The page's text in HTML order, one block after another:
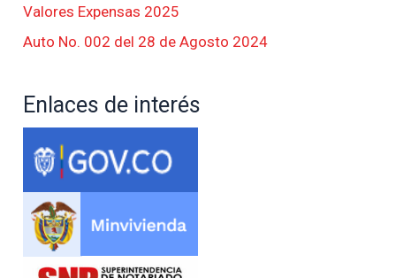
Valores Expensas 2025
Auto No. 002 del 28 de Agosto 2024
Enlaces de interés